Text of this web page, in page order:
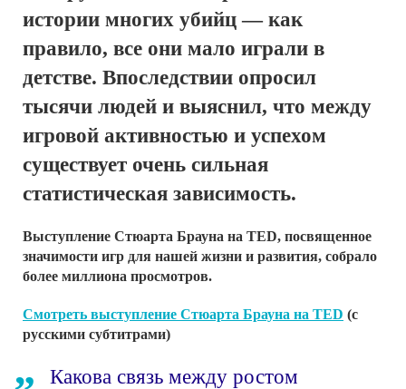
истории многих убийц — как
правило, все они мало играли в
детстве. Впоследствии опросил
тысячи людей и выяснил, что между
игровой активностью и успехом
существует очень сильная
статистическая зависимость.
Выступление Стюарта Брауна на TED, посвященное
значимости игр для нашей жизни и развития, собрало
более миллиона просмотров.
Смотреть выступление Стюарта Брауна на TED (с
русскими субтитрами)
Какова связь между ростом